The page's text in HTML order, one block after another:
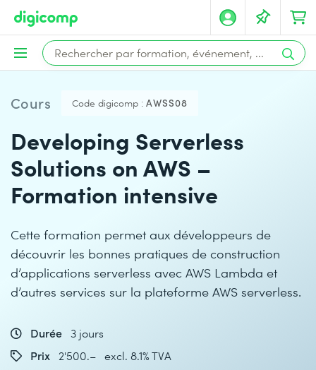
Cours Code digicomp : AWSS08
Developing Serverless
Solutions on AWS –
Formation intensive
Cette formation permet aux développeurs de
découvrir les bonnes pratiques de construction
d’applications serverless avec AWS Lambda et
d’autres services sur la plateforme AWS serverless.
Durée 3 jours
Prix
2'500.– excl. 8.1% TVA